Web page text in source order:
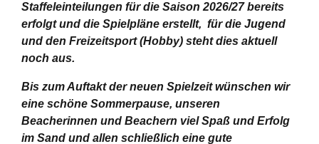
Staffeleinteilungen für die Saison 2026/27 bereits
erfolgt und die Spielpläne erstellt, für die Jugend
und den Freizeitsport (Hobby) steht dies aktuell
noch aus.
Bis zum Auftakt der neuen Spielzeit wünschen wir
eine schöne Sommerpause, unseren
Beacherinnen und Beachern viel Spaß und Erfolg
im Sand und allen schließlich eine gute